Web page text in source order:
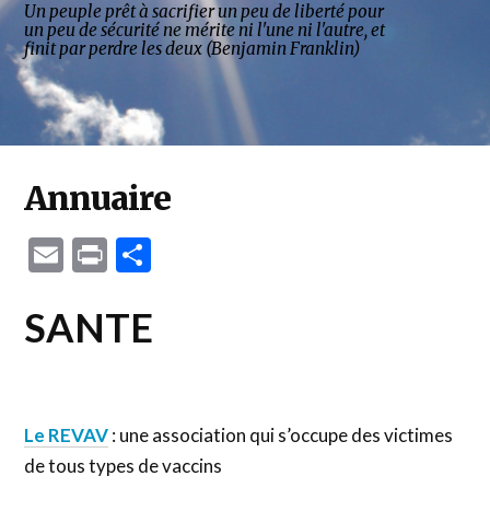
Un peuple prêt à sacrifier un peu de liberté pour
un peu de sécurité ne mérite ni l'une ni l'autre, et
finit par perdre les deux (Benjamin Franklin)
Annuaire
Email
Print
SANTE
Le REVAV: une association qui s’occupe des victimes
de tous types de vaccins